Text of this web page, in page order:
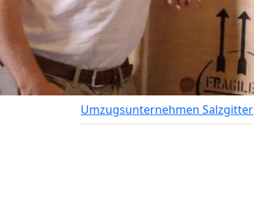
Umzugsunternehmen Salzgitter